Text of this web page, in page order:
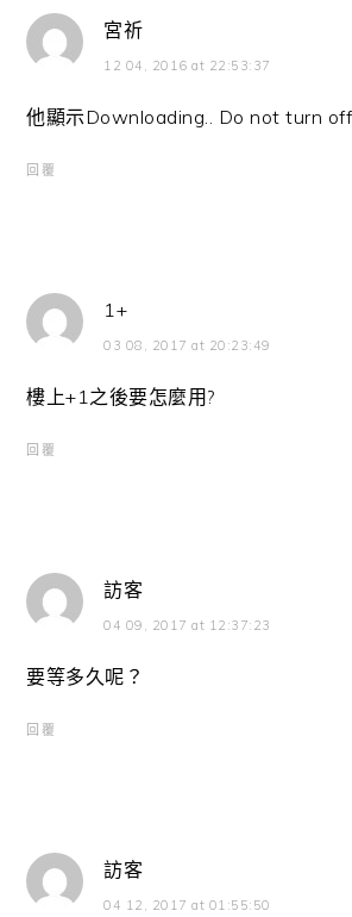
宮祈
12 04, 2016 at 22:53:37
他顯示Downloading.. Do not turn
回覆
1+
03 08, 2017 at 20:23:49
樓上+1之後要怎麼用?
回覆
訪客
04 09, 2017 at 12:37:23
要等多久呢？
回覆
訪客
04 12, 2017 at 01:55:50